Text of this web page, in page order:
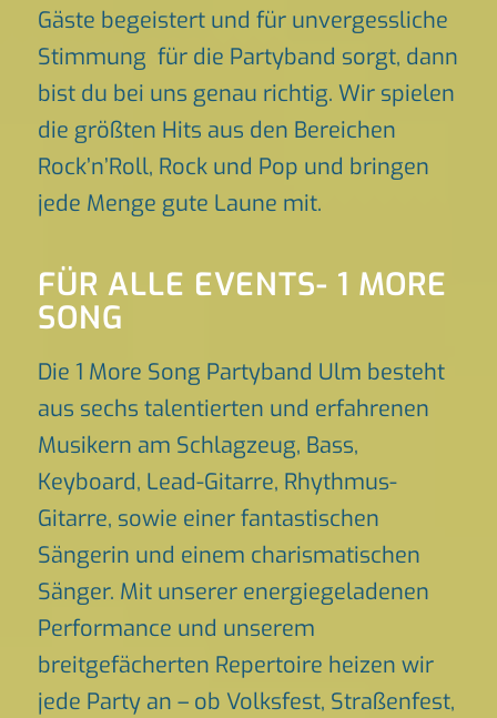
Gäste begeistert und für unvergessliche
Stimmung für die Partyband sorgt, dann
bist du bei uns genau richtig. Wir spielen
die größten Hits aus den Bereichen
Rock’n’Roll, Rock und Pop und bringen
jede Menge gute Laune mit.
FÜR ALLE EVENTS- 1 MORE
SONG
Die 1 More Song Partyband Ulm besteht
aus sechs talentierten und erfahrenen
Musikern am Schlagzeug, Bass,
Keyboard, Lead-Gitarre, Rhythmus-
Gitarre, sowie einer fantastischen
Sängerin und einem charismatischen
Sänger. Mit unserer energiegeladenen
Performance und unserem
breitgefächerten Repertoire heizen wir
jede Party an – ob Volksfest, Straßenfest,